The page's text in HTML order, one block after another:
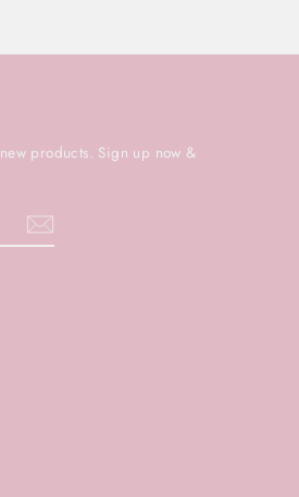
products. Sign up now &